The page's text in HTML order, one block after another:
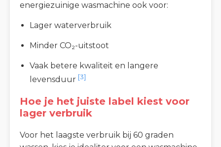
energiezuinige wasmachine ook voor:
Lager waterverbruik
Minder CO₂-uitstoot
Vaak betere kwaliteit en langere
levensduur [3]
Hoe je het juiste label kiest voor
lager verbruik
Voor het laagste verbruik bij 60 graden